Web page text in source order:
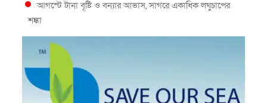
আগস্টে টানা বৃষ্টি ও বন্যার আভাস, সাগরে একাধিক লঘুচাপের
শঙ্কা
স্বস্তি ও শঙ্কার পূর্বাভাস দিল আবহাওয়া
সৌদির নেতৃত্বে নতুন সামুদ্রিক প্রতিরক্ষা জোটে বাংলাদেশ
ইউরোপে দাবানল: আকাশে উড়ছে আগুন নেভানোর বিমান